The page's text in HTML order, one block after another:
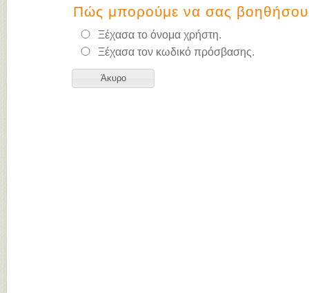
Πώς μπορούμε να σας
Ξέχασα το όνομα χρήστη.
Ξέχασα τον κωδικό πρόσβασης.